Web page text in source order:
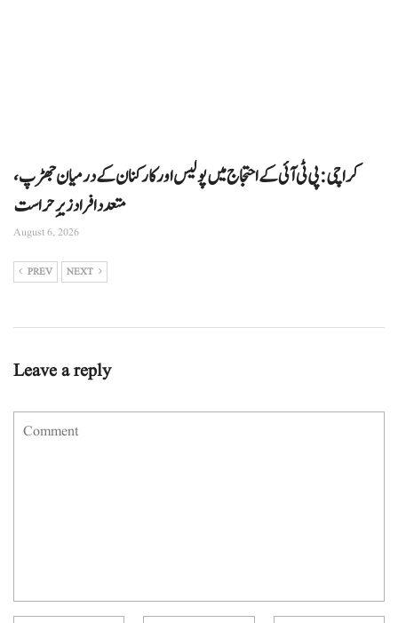
کراچی: پی ٹی آئی کے احتجاج میں پولیس اور کارکنان کے درمیان جھڑپ،
متعدد افراد زیرِ حراست
August 6, 2026
PREV NEXT
Leave a reply